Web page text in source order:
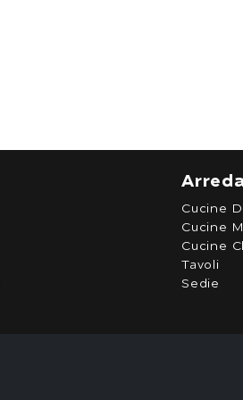
Cucine
Cucine
Cucine
Tavoli
Sedie